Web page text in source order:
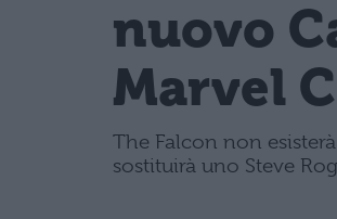
nuovo
Marvel
The Falcon non
sostituirà uno Steve